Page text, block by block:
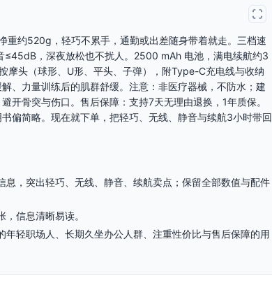
重约520g，轻巧不累手，通勤或出差随身带着就走。三档速
，深夜放松也不扰人。2500 mAh 电池，满电续航约3
摩头（球形、U形、平头、子弹），附Type-C充电线与收纳
、力量训练后的肌群舒缓。注意：非医疗器械，不防水；建
开骨突与伤口。售后保障：支持7天无理由退换，1年质保。
偏简略。现在就下单，把轻巧、无线、静音与续航3小时带回
息，突出轻巧、无线、静音、续航卖点；保留全部数值与配件
信息清晰易读。
轻职场人、长期久坐办公人群、注重性价比与售后保障的用